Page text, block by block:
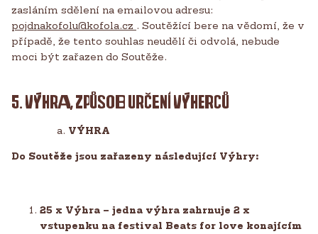
zasláním sdělení na emailovou adresu:
pojdnakofolu@kofola.cz . Soutěžící bere na vědomí, že v
případě, že tento souhlas neudělí či odvolá, nebude
moci být zařazen do Soutěže.
5. VÝHRA, ZPŮSOB URČENÍ VÝHERCŮ
VÝHRA
Do Soutěže jsou zařazeny následující Výhry:
25 x Výhra – jedna výhra zahrnuje 2 x
vstupenku na festival Beats for love konajícím